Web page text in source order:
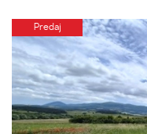
Predaj